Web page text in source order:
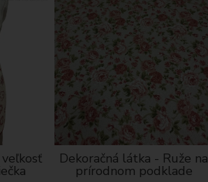
Dekoračná látka - Ruže na
prírodnom podklade